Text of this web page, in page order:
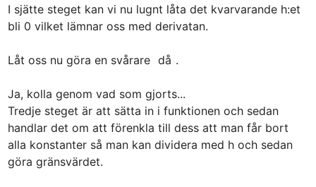
I sjätte steget kan vi nu lugnt låta det kvarvarande h:et
bli 0 vilket lämnar oss med derivatan.
Låt oss nu göra en svårare då
Ja, kolla genom vad som gjorts...
Tredje steget är att sätta in i funktionen och sedan
handlar det om att förenkla till dess att man får bort
alla konstanter så man kan dividera med h och sedan
göra gränsvärdet.